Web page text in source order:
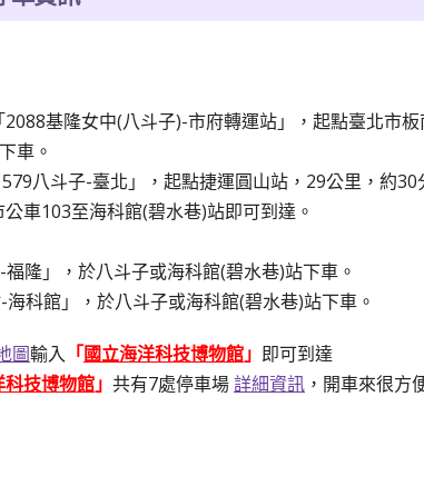
基隆女中(八斗子)-市府轉運站」，起點臺北市
車。
八斗子-臺北」，起點捷運圓山站，29公里，約30
車103至海科館(碧水巷)站即可到達。
隆」，於八斗子或海科館(碧水巷)站下車。
科館」，於八斗子或海科館(碧水巷)站下車。
圖輸入 「國立海洋科技博物館」 即可到達
科技博物館」 共有7處停車場詳細資訊 ，開車來很方